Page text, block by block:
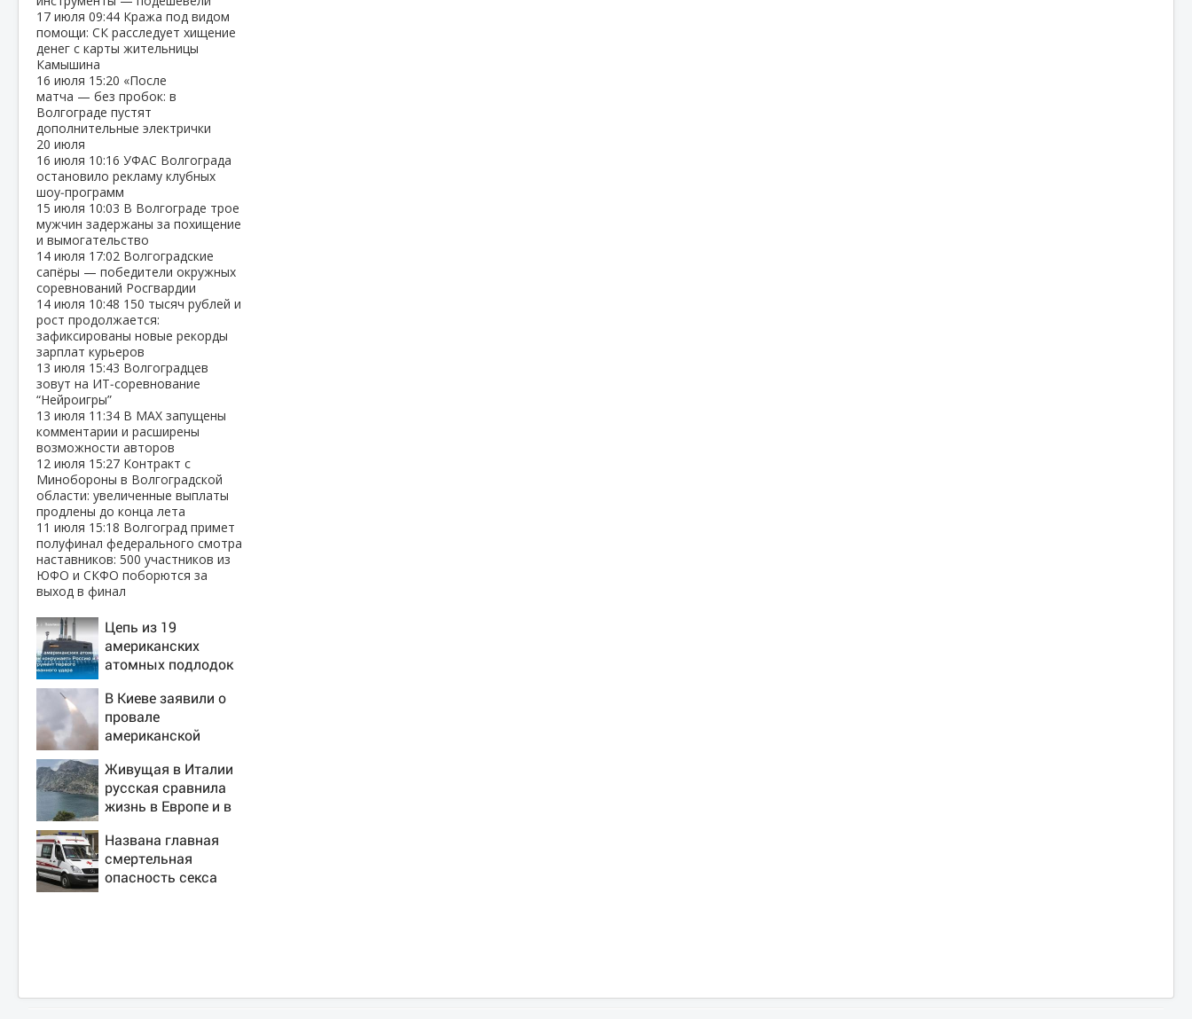
17 июля 09:44 Кража под видом
помощи: СК расследует хищение
денег с карты жительницы
Камышина
16 июля 15:20 «После
матча — без пробок: в
Волгограде пустят
дополнительные электрички
20 июля
16 июля 10:16 УФАС Волгограда
остановило рекламу клубных
шоу‑программ
15 июля 10:03 В Волгограде трое
мужчин задержаны за похищение
и вымогательство
14 июля 17:02 Волгоградские
сапёры — победители окружных
соревнований Росгвардии
14 июля 10:48 150 тысяч рублей и
рост продолжается:
зафиксированы новые рекорды
зарплат курьеров
13 июля 15:43 Волгоградцев
зовут на ИТ‑соревнование
“Нейроигры”
13 июля 11:34 В МАХ запущены
комментарии и расширены
возможности авторов
12 июля 15:27 Контракт с
Минобороны в Волгоградской
области: увеличенные выплаты
продлены до конца лета
11 июля 15:18 Волгоград примет
полуфинал федерального смотра
наставников: 500 участников из
ЮФО и СКФО поборются за
выход в финал
Цепь из 19
американских
атомных подлодок
и Китай: это
инструмент первого
массированного
В Киеве заявили о
провале
американской
лучника» против
России
Живущая в Италии
русская сравнила
жизнь в Европе и в
Названа главная
смертельная
опасность секса